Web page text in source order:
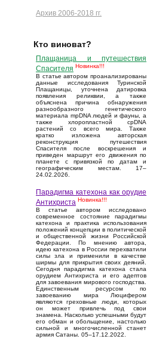
Архив 2006-2018 гг.
Кто виноват?
Плащаница и путешествия
Спасителя Новинка!!!
В статье автором проанализированы
данные исследования Туринской
Плащаницы, уточнена датировка
появления реликвии, а также
объяснена причина обнаружения
разнообразного генетического
материала mpDNA людей и фауны, а
также хлоропластной cpDNA
растений со всего мира. Также
кратко изложена авторская
реконструкция путешествия
Спасителя после воскрешения и
приведен маршрут его движения по
планете с привязкой по датам и
географическим местам. 17–
24.02.2026.
Парадигма катехона как орудие
Антихриста Новинка!!!
В статье автором исследовано
современное состояние парадигмы
катехона и практика использования
положений концепции в политической
и общественной жизни Российской
Федерации. По мнению автора,
идею катехона в России перехватили
силы зла и применили в качестве
ширмы для прикрытия своих деяний.
Сегодня парадигма катехона стала
орудием Антихриста и его адептов
для завоевания мирового господства.
Единственным ресурсом по
завоеванию мира Люцифером
являются греховные люди, которых
он может привлечь под свои
знамена. Насколько успешными будут
его обман и обольщение, настолько
сильной и многочисленной станет
армия Сатаны. 05–17.12.2022.